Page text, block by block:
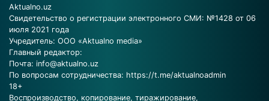
Aktualno.uz
Свидетельство о регистрации электронного СМИ: №1428 от 06
июля 2021 года
Учредитель: ООО «Aktualno media»
Главный редактор:
Почта: info@aktualno.uz
По вопросам сотрудничества: https://t.me/aktualnoadmin
18+
Воспроизводство, копирование, тиражирование,